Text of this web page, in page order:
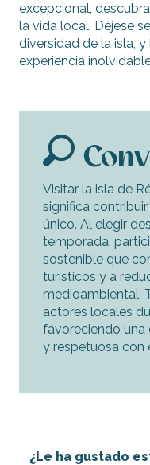
excepcional,
la vida local. Déjese
diversidad de la isla,
experiencia
Visitar la isla de
significa
único. Al elegir
temporada,
sostenible que
turísticos y a
medioambiental.
actores locales
favoreciendo una
y respetuosa con
¿Le ha gustado